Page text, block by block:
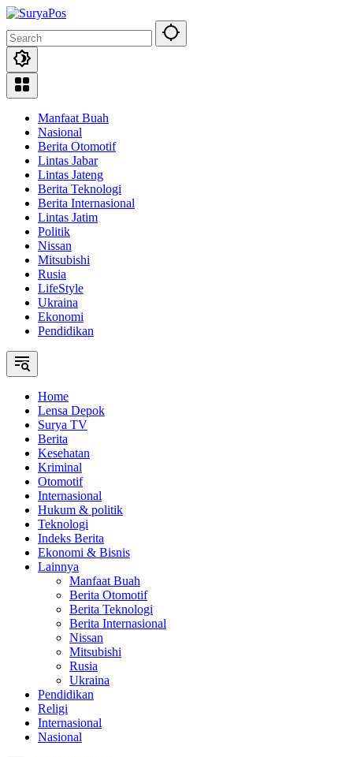
Skip
content
Manfaat Buah
Nasional
Berita Otomotif
Lintas Jabar
Lintas Jateng
Berita Teknologi
Berita Internasional
Lintas Jatim
Politik
Nissan
Mitsubishi
Rusia
LifeStyle
Ukraina
Ekonomi
Pendidikan
Home
Lensa Depok
Surya TV
Berita
Kesehatan
Kriminal
Otomotif
Internasional
Hukum & politik
Teknologi
Indeks Berita
Ekonomi & Bisnis
Lainnya
Manfaat Buah
Berita Otomotif
Berita Teknologi
Berita Internasional
Nissan
Mitsubishi
Rusia
Ukraina
Pendidikan
Religi
Internasional
Nasional